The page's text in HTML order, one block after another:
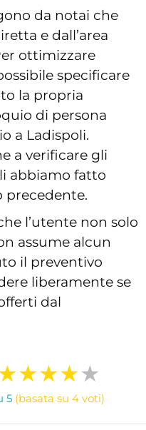
da notai che
e dall’area
ottimizzare
specificare
la propria
di persona
a Ladispoli.
a verificare gli
abbiamo fatto
precedente.
l’utente non solo
assume alcun
il preventivo
liberamente se
dal
5 (basata su 4 voti)